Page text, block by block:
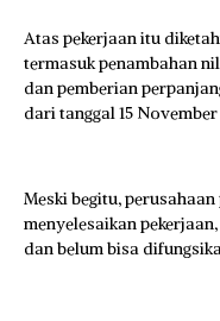
Atas pekerjaan itu
termasuk penambahan
dan pemberian
dari tanggal 15
Meski begitu,
menyelesaikan
dan belum bisa